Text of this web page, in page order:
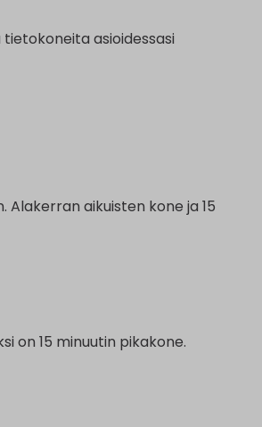
asioidessasi
aikuisten kone ja 15
on 15 minuutin pikakone.